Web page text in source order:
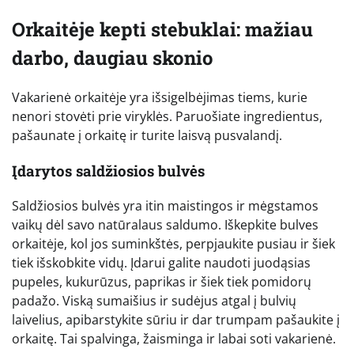
Orkaitėje kepti stebuklai: mažiau
darbo, daugiau skonio
Vakarienė orkaitėje yra išsigelbėjimas tiems, kurie
nenori stovėti prie viryklės. Paruošiate ingredientus,
pašaunate į orkaitę ir turite laisvą pusvalandį.
Įdarytos saldžiosios bulvės
Saldžiosios bulvės yra itin maistingos ir mėgstamos
vaikų dėl savo natūralaus saldumo. Iškepkite bulves
orkaitėje, kol jos suminkštės, perpjaukite pusiau ir šiek
tiek išskobkite vidų. Įdarui galite naudoti juodąsias
pupeles, kukurūzus, paprikas ir šiek tiek pomidorų
padažo. Viską sumaišius ir sudėjus atgal į bulvių
laivelius, apibarstykite sūriu ir dar trumpam pašaukite į
orkaitę. Tai spalvinga, žaisminga ir labai soti vakarienė.